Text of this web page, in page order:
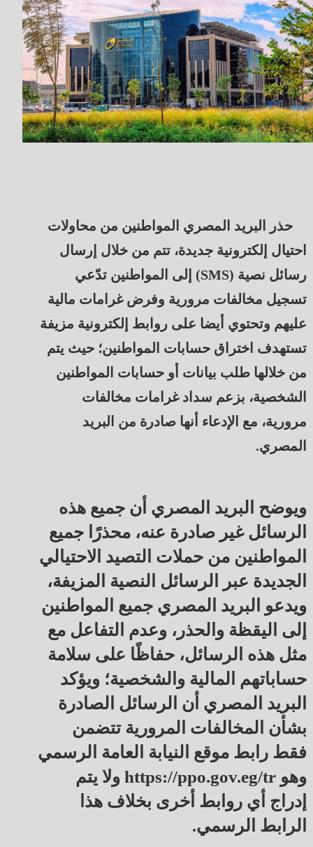
حذر البريد المصري المواطنين من محاولات
احتيال إلكترونية جديدة، تتم من خلال إرسال
رسائل نصية (SMS) إلى المواطنين تدّعي
تسجيل مخالفات مرورية وفرض غرامات مالية
عليهم وتحتوي أيضا على روابط إلكترونية مزيفة
تستهدف اختراق حسابات المواطنين؛ حيث يتم
من خلالها طلب بيانات أو حسابات المواطنين
الشخصية، بزعم سداد غرامات مخالفات
مرورية، مع الإدعاء أنها صادرة من البريد
المصري.
ويوضح البريد المصري أن جميع هذه
الرسائل غير صادرة عنه، محذرًا جميع
المواطنين من حملات التصيد الاحتيالي
الجديدة عبر الرسائل النصية المزيفة،
ويدعو البريد المصري جميع المواطنين
إلى اليقظة والحذر، وعدم التفاعل مع
مثل هذه الرسائل، حفاظًا على سلامة
حساباتهم المالية والشخصية؛ ويؤكد
البريد المصري أن الرسائل الصادرة
بشأن المخالفات المرورية تتضمن
فقط رابط موقع النيابة العامة الرسمي
وهو https://ppo.gov.eg/tr ولا يتم
إدراج أي روابط أخرى بخلاف هذا
الرابط الرسمي.